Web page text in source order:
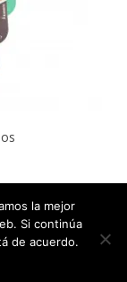
Carlos Abehsera
la mejor
Si continúa
de acuerdo.